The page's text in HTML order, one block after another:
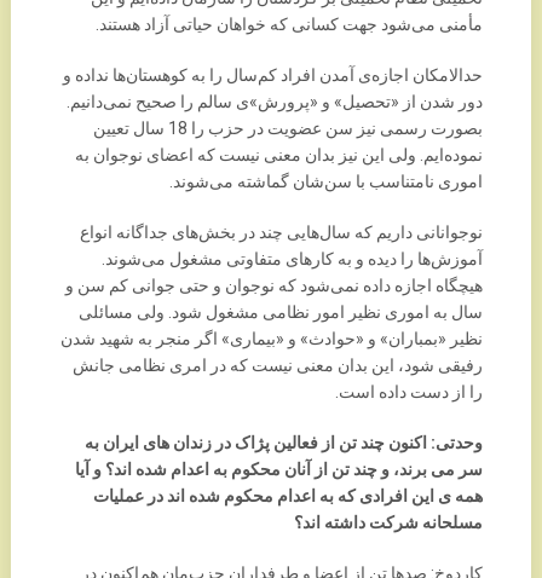
مأمنی می‌شود جهت کسانی که خواهان حیاتی آزاد هستند.
حدالامکان اجازه‌ی آمدن افراد کم‌سال را به کوهستان‌ها نداده و
دور شدن از «تحصیل» و «پرورش»ی سالم را صحیح نمی‌دانیم.
بصورت رسمی نیز سن عضویت در حزب را 18 سال تعیین
نموده‌ایم. ولی این نیز بدان معنی نیست که اعضای نوجوان به
اموری نامتناسب با سن‌شان گماشته می‌شوند.
نوجوانانی داریم که سال‌هایی چند در بخش‌های جداگانه انواع
آموزش‌ها را دیده و به کارهای متفاوتی مشغول می‌شوند.
هیچگاه اجازه داده نمی‌شود که نوجوان و حتی جوانی کم سن و
سال به اموری نظیر امور نظامی مشغول شود. ولی مسائلی
نظیر «بمباران» و «حوادث» و «بیماری» اگر منجر به شهید شدن
رفیقی شود، این بدان معنی نیست که در امری نظامی جانش
را از دست داده است.
وحدتی: اکنون چند تن از فعالین پژاک در زندان های ایران به
سر می برند، و چند تن از آنان محکوم به اعدام شده اند؟ و آیا
همه ی این افرادی که به اعدام محکوم شده اند در عملیات
مسلحانه شرکت داشته اند؟
کاردوخ: صدها تن از اعضا و طرفداران حزب‌مان هم‌اکنون در